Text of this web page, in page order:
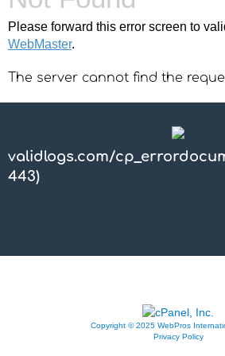
Please forward this error screen to
WebMaster.
The server cannot find the
validlogs.com/
443)
Copyright © 2025 WebPros
Privacy Policy